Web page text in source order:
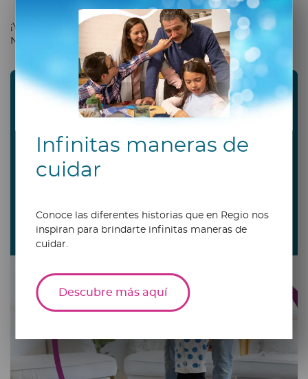
Disfruta de un periodo
trimestral de información y
noticias para padres con
nuestro boletín informativo.
¡Ya lo tienes! ¡Ahora ya sabes cómo hacer tarjetas de
Navidad que serán el centro de atención!
Infinitas maneras de
cuidar
Conoce las diferentes historias que en Regio nos
inspiran para brindarte infinitas maneras de
cuidar.
Descubre más aquí